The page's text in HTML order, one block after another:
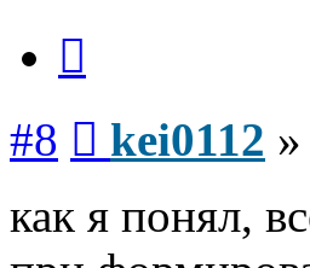
#8 kei0112 »
как я понял,